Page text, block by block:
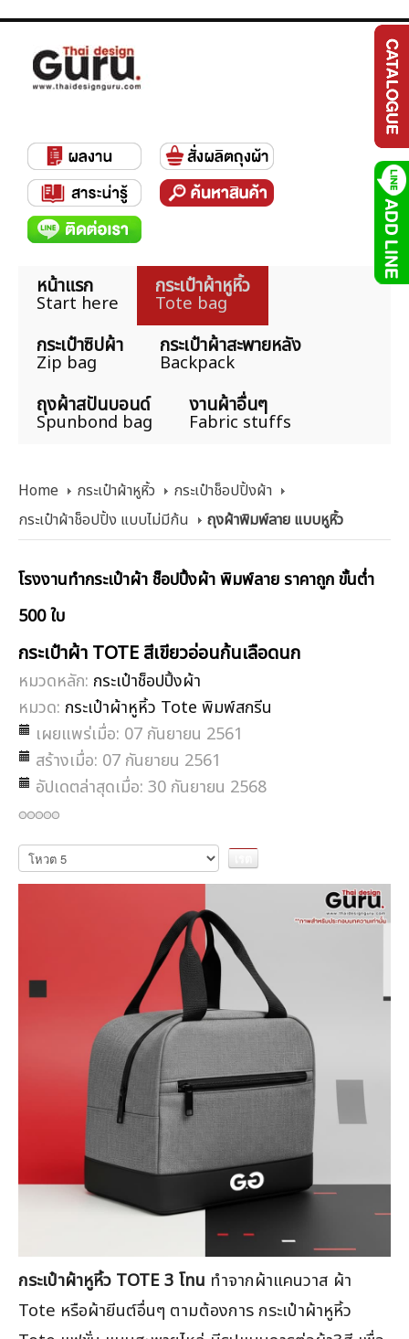
หน้าแรก
Start here
กระเป๋าผ้าหูหิ้ว
Tote bag
กระเป๋าซิปผ้า
Zip bag
กระเป๋าผ้าสะพายหลัง
Backpack
ถุงผ้าสปันบอนด์
Spunbond bag
งานผ้าอื่นๆ
Fabric stuffs
Home กระเป๋าผ้าหูหิ้ว
กระเป๋าช็อปปิ้งผ้า
กระเป๋าผ้าช็อปปิ้ง แบบไม่มีก้น
ถุงผ้าพิมพ์ลาย แบบหูหิ้ว
โรงงานทำกระเป๋าผ้า ช็อปปิ้งผ้า พิมพ์ลาย ราคาถูก ขั้นต่ำ
500 ใบ
กระเป๋าผ้า TOTE สีเขียวอ่อนก้นเลือดนก
หมวดหลัก: กระเป๋าช็อปปิ้งผ้า
หมวด: กระเป๋าผ้าหูหิ้ว Tote พิมพ์สกรีน
เผยแพร่เมื่อ: 07 กันยายน 2561
สร้างเมื่อ: 07 กันยายน 2561
อัปเดตล่าสุดเมื่อ: 30 กันยายน 2568
กรุณา
ให้
คะแนน
กระเป๋าผ้าหูหิ้ว TOTE 3 โทน ทำจากผ้าแคนวาส ผ้า
Tote หรือผ้ายีนต์อื่นๆ ตามต้องการ กระเป๋าผ้าหูหิ้ว